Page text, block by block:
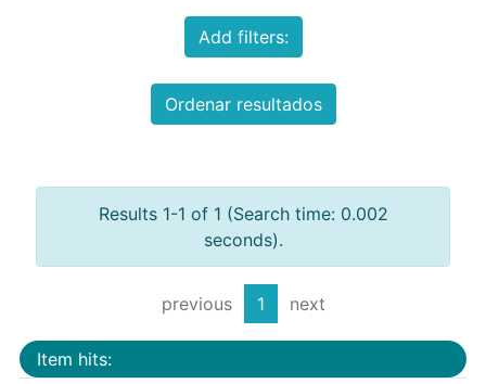
Add filters:
Ordenar resultados
Results 1-1 of 1 (Search time: 0.002
seconds).
previous 1 next
Item hits: